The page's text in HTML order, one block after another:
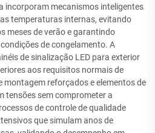
incorporam mecanismos inteligentes
temperaturas internas, evitando
meses de verão e garantindo
de congelamento. A
de sinalização LED para exterior
aos requisitos normais de
montagem reforçados e elementos de
tensões sem comprometer a
de controle de qualidade
que simulam anos de